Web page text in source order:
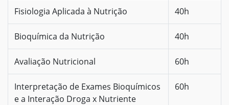
Fisiologia Aplicada à Nutrição 40h
Bioquímica da Nutrição 40h
Avaliação Nutricional 60h
Interpretação de Exames Bioquímicos
e a Interação Droga x Nutriente
60h